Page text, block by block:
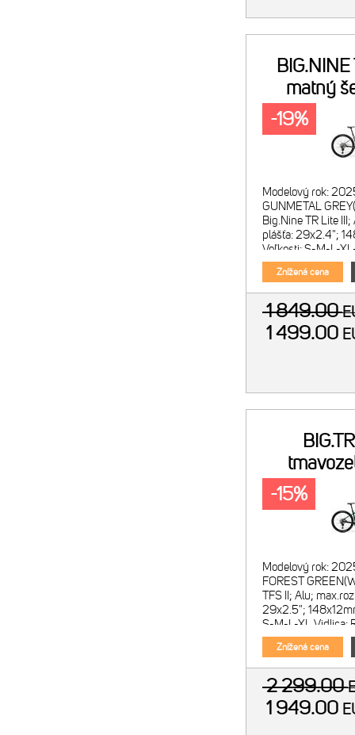
matný
Modelový rok:
GUNMETAL
Big.Nine TR Lite
plášťa: 29x2.4";
Veľkosti: S-M-L-
Machete Comp;
Znížená cena
-19%
1 849.00
1 499.00
Modelový rok:
FOREST
TFS II; Alu;
29x2.5";
S-M-L-XL Vidlica:
vzduchová; zdvih
Znížená cena
-15%
2 299.00
1 949.00